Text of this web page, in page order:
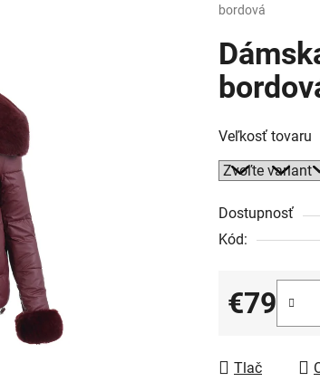
bordová
Veľkosť tovaru
Dostupnosť
Kód:
€79
Jednotková
Tlač